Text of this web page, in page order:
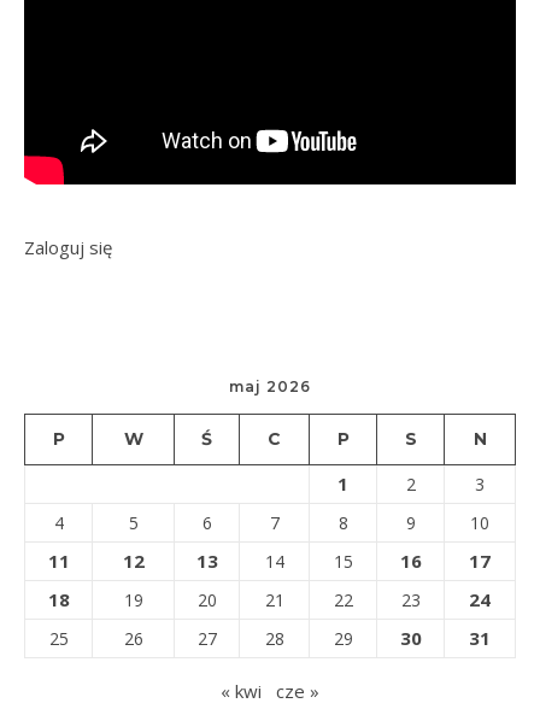
Zaloguj się
maj 2026
P W Ś C P S N
1 2
3
4
5 6 7 8 9 10
11 12 13 14 15 16
17
18
19 20 21 22 23 24
25 26 27 28 29 30 31
« kwi cze »